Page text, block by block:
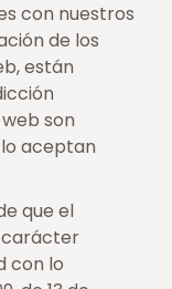
con nuestros
de los
están
son
aceptan
que el
carácter
con lo